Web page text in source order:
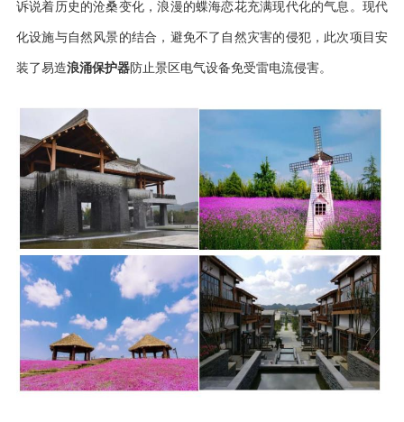
诉说着历史的沧桑变化，浪漫的蝶海恋花充满现代化的气息。现代
化设施与自然风景的结合，避免不了自然灾害的侵犯，此次项目安
装了易造浪涌保护器防止景区电气设备免受雷电流侵害。